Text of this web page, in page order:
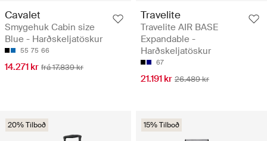
Cavalet
Smygehuk Cabin size
Blue - Harðskeljatöskur
55 75 66
14.271 kr frá 17.839 kr
Travelite
Travelite AIR BASE
Expandable -
Harðskeljatöskur
67
21.191 kr 26.489 kr
20% Tilboð 15% Tilboð